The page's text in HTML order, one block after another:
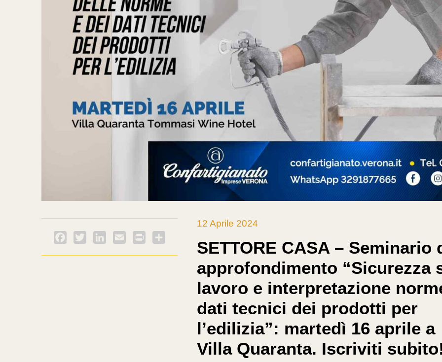
Facebook
Twitter LinkedInEmail PrintFriendly
12 Aprile 2024
SETTORE CASA – Seminario
approfondimento “Sicurezza
lavoro e interpretazione
dati tecnici dei prodotti per
l’edilizia”: martedì 16 aprile a
Villa Quaranta. Iscriviti